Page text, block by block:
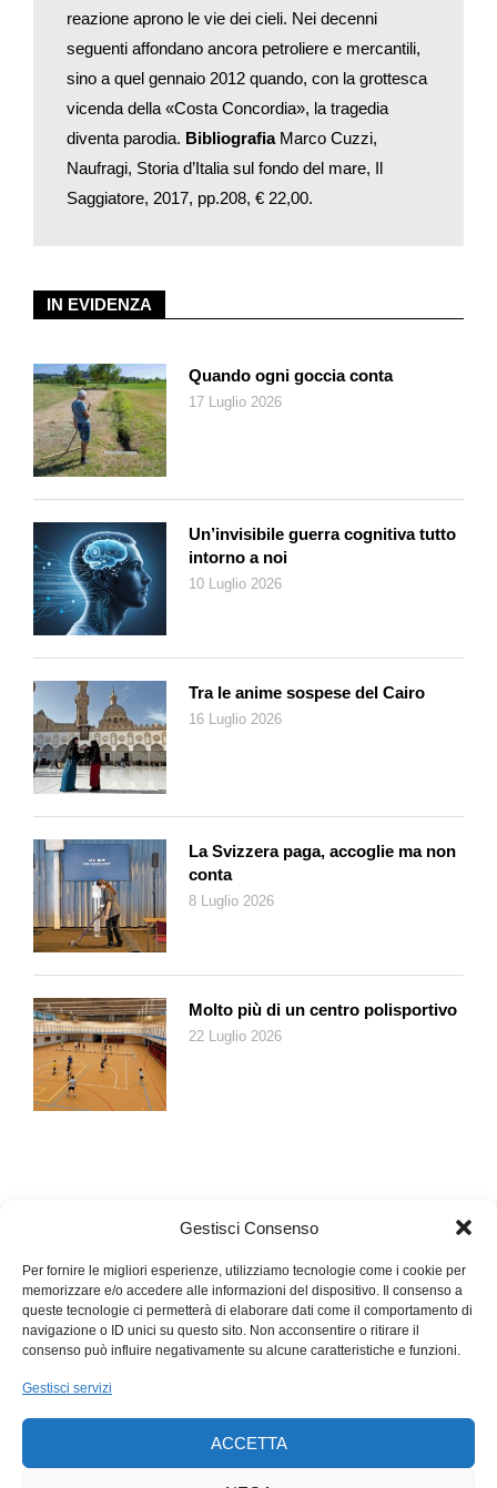
Gestisci Consenso
Per fornire le migliori esperienze, utilizziamo tecnologie come i cookie per
memorizzare e/o accedere alle informazioni del dispositivo. Il consenso a
queste tecnologie ci permetterà di elaborare dati come il comportamento di
navigazione o ID unici su questo sito. Non acconsentire o ritirare il
consenso può influire negativamente su alcune caratteristiche e funzioni.
Gestisci servizi
ACCETTA
IN EVIDENZA
Quando ogni goccia conta
17 Luglio 2026
Un’invisibile guerra cognitiva tutto
intorno a noi
10 Luglio 2026
Tra le anime sospese del Cairo
16 Luglio 2026
La Svizzera paga, accoglie ma non
conta
8 Luglio 2026
Molto più di un centro polisportivo
22 Luglio 2026
reazione aprono le vie dei cieli. Nei decenni
seguenti affondano ancora petroliere e mercantili,
sino a quel gennaio 2012 quando, con la grottesca
vicenda della «Costa Concordia», la tragedia
diventa parodia. Bibliografia Marco Cuzzi,
Naufragi, Storia d’Italia sul fondo del mare, Il
Saggiatore, 2017, pp.208, € 22,00.